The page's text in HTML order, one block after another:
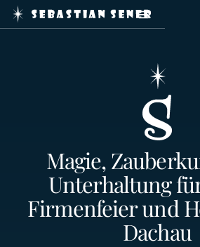
Magie,
Unterhaltung
Firmenfeier und
Dachau
Home
Zaubershows
Impressum
Datenschutz